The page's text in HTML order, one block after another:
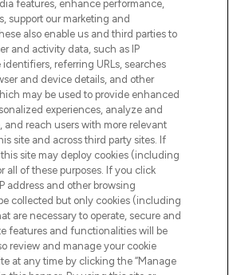
meer dan 200 topmerken.
of via de app, met gratis
vanaf €40.
toestemming
Sell or Share My Personal
Information
& INFORMATIE
LOOKFANTASTIC
features, enhance performance,
support our marketing and
also enable us and third parties to
and activity data, such as IP
referring URLs, searches
and device details, and other
may be used to provide enhanced
experiences, analyze and
and reach users with more relevant
site and across third party sites. If
this site may deploy cookies (including
all of these purposes. If you click
address and other browsing
collected but only cookies (including
are necessary to operate, secure and
features and functionalities will be
review and manage your cookie
at any time by clicking the “Manage